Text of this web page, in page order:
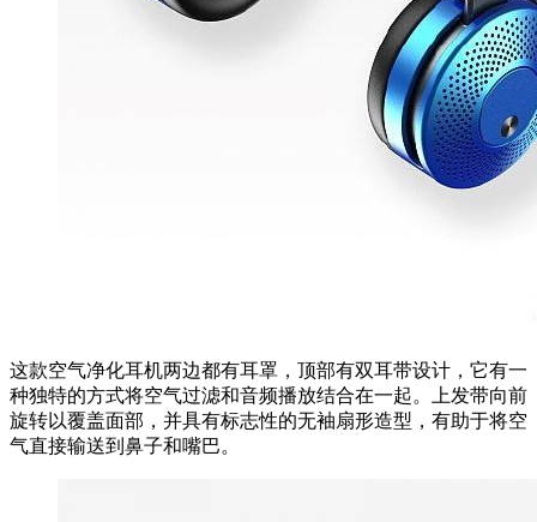
这款空气净化耳机两边都有耳罩，顶部有双耳带设计，它有一
种独特的方式将空气过滤和音频播放结合在一起。上发带向前
旋转以覆盖面部，并具有标志性的无袖扇形造型，有助于将空
气直接输送到鼻子和嘴巴。